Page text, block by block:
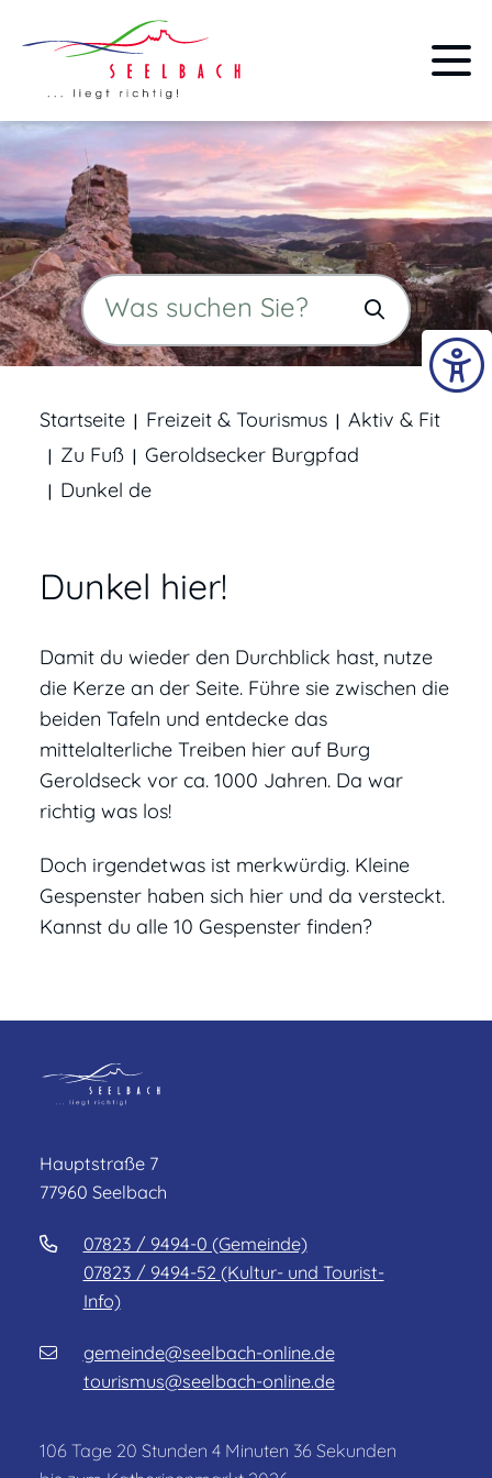
Startseite Freizeit & Tourismus
Aktiv & Fit
Zu Fuß
Geroldsecker Burgpfad
Dunkel de
Dunkel hier!
Damit du wieder den Durchblick hast, nutze
die Kerze an der Seite. Führe sie zwischen die
beiden Tafeln und entdecke das
mittelalterliche Treiben hier auf Burg
Geroldseck vor ca. 1000 Jahren. Da war
richtig was los!
Doch irgendetwas ist merkwürdig. Kleine
Gespenster haben sich hier und da versteckt.
Kannst du alle 10 Gespenster finden?
Hauptstraße 7
77960 Seelbach
07823 / 9494-0 (Gemeinde)
07823 / 9494-52 (Kultur- und Tourist-
Info)
gemeinde@seelbach-online.de
tourismus@seelbach-online.de
106 Tage 20 Stunden 4 Minuten 36 Sekunden